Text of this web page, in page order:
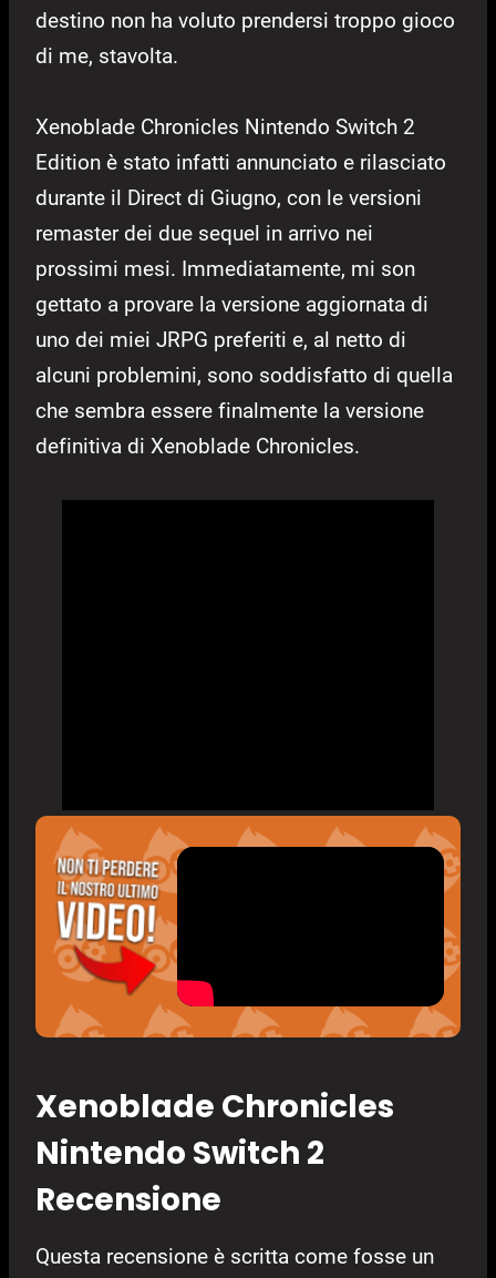
destino non ha voluto prendersi troppo gioco
di me, stavolta.
Xenoblade Chronicles Nintendo Switch 2
Edition è stato infatti annunciato e rilasciato
durante il Direct di Giugno, con le versioni
remaster dei due sequel in arrivo nei
prossimi mesi. Immediatamente, mi son
gettato a provare la versione aggiornata di
uno dei miei JRPG preferiti e, al netto di
alcuni problemini, sono soddisfatto di quella
che sembra essere finalmente la versione
definitiva di Xenoblade Chronicles.
Xenoblade Chronicles
Nintendo Switch 2
Recensione
Questa recensione è scritta come fosse un